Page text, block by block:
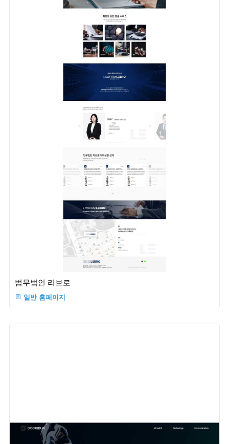
법무법인 리브로
일반 홈페이지